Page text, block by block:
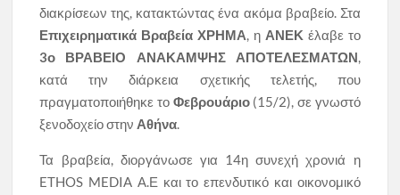
διακρίσεων της, κατακτώντας ένα ακόμα βραβείο. Στα
Επιχειρηματικά Βραβεία ΧΡΗΜΑ, η ΑΝΕΚ έλαβε το
3ο
ΒΡΑΒΕΙΟ ΑΝΑΚΑΜΨΗΣ ΑΠΟΤΕΛΕΣΜΑΤΩΝ,
κατά την διάρκεια σχετικής τελετής, που
πραγματοποιήθηκε το Φεβρουάριο (15/2), σε γνωστό
ξενοδοχείο στην Αθήνα.
Τα βραβεία, διοργάνωσε για 14η συνεχή χρονιά η
ETHOS MEDIA Α.Ε και το επενδυτικό και οικονομικό